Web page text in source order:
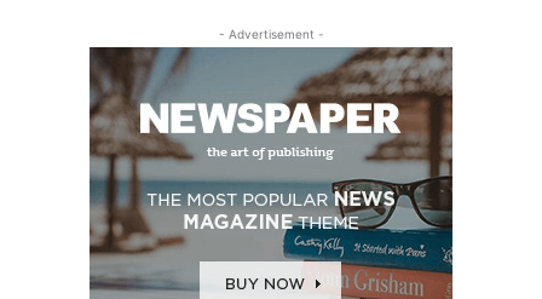
- Advertisement -